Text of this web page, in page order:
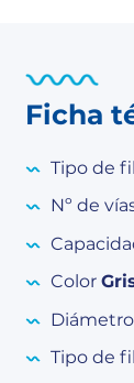
Ficha
Tipo de
Nº de
Color
Tipo de